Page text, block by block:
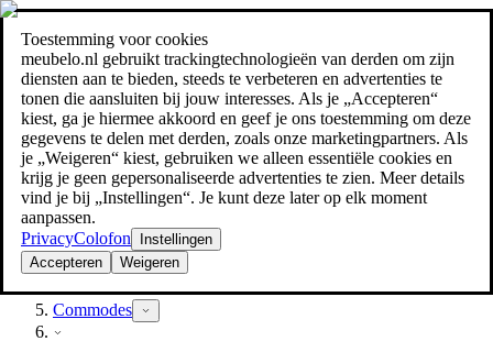
Toestemming voor cookies
meubelo.nl gebruikt trackingtechnologieën van derden om zijn
diensten aan te bieden, steeds te verbeteren en advertenties te
tonen die aansluiten bij jouw interesses. Als je „Accepteren“
kiest, ga je hiermee akkoord en geef je ons toestemming om deze
gegevens te delen met derden, zoals onze marketingpartners. Als
je „Weigeren“ kiest, gebruiken we alleen essentiële cookies en
krijg je geen gepersonaliseerde advertenties te zien. Meer details
vind je bij „Instellingen“. Je kunt deze later op elk moment
aanpassen.
PrivacyColofon
Instellingen
Accepteren
Weigeren
Zoeken
meubel jezelf de beste prijs!meubel jezelf de beste prijs!
Slaapkamer
Commodes